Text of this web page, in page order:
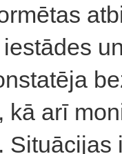
kā arī